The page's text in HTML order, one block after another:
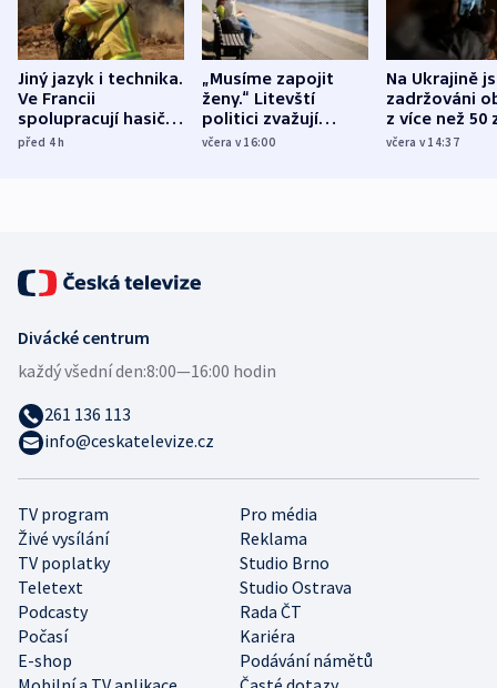
Jiný jazyk i technika.
Ve Francii
spolupracují hasiči z
různých zemí
před 4h
„Musíme zapojit
ženy.“ Litevští
politici zvažují
dohodu o
včera v 16:00
Na Ukrajině
zadržováni
z více než 50
Bojovali na
včera v 14:37
TV program
Pro média
Živé vysílání
Reklama
TV poplatky
Studio Brno
Teletext
Studio Ostrava
Podcasty
Rada ČT
Počasí
Kariéra
E-shop
Podávání námětů
Divácké centrum
každý všední den:8:00—16:00 hodin
261 136 113
info@ceskatelevize.cz